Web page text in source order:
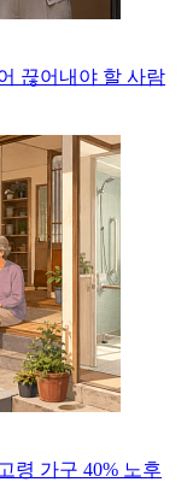
끊어내야 할 사람
령 가구 40% 노후